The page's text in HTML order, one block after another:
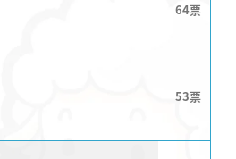
64
53